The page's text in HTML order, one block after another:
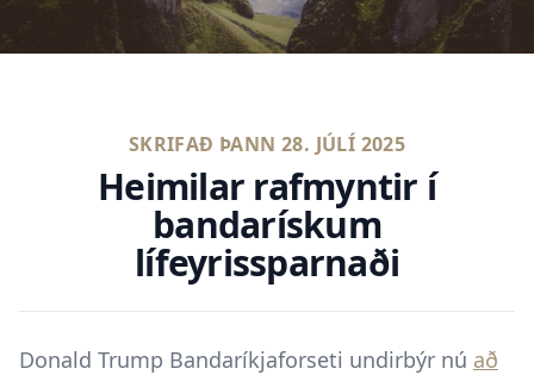
SKRIFAÐ ÞANN 28. JÚLÍ 2025
Heimilar rafmyntir í
bandarískum
lífeyrissparnaði
Donald Trump Bandaríkjaforseti undirbýr nú að